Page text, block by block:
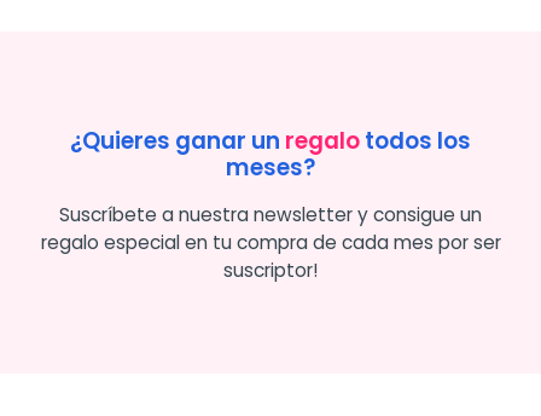
¿Quieres ganar un regalotodos los
meses?
Suscríbete a nuestra newsletter y consigue un
regalo especial en tu compra de cada mes por ser
suscriptor!